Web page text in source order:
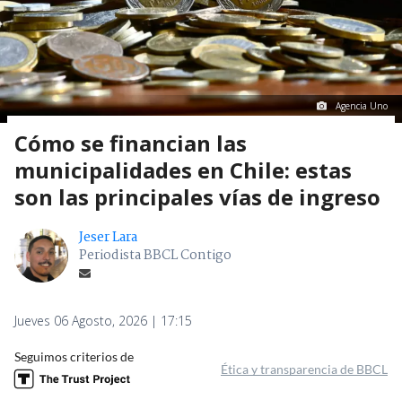
Agencia Uno
Cómo se financian las
municipalidades en Chile: estas
son las principales vías de ingreso
Jeser Lara
Periodista BBCL Contigo
Jueves 06 Agosto, 2026 | 17:15
Seguimos criterios de
Ética y transparencia de BBCL